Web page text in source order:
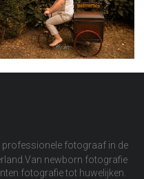
professionele fotograaf in de
newborn fotografie
fotografie tot huwelijken.